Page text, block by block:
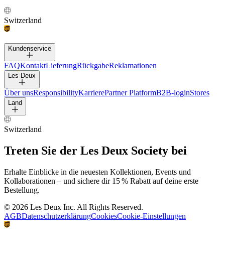
Switzerland
Kundenservice
FAQKontaktLieferungRückgabeReklamationen
Les Deux
Über unsResponsibilityKarrierePartner PlatformB2B-loginStores
Land
Switzerland
Treten Sie der Les Deux Society bei
Erhalte Einblicke in die neuesten Kollektionen, Events und
Kollaborationen – und sichere dir 15 % Rabatt auf deine erste
Bestellung.
© 2026 Les Deux Inc. All Rights Reserved.
AGBDatenschutzerklärungCookiesCookie-Einstellungen